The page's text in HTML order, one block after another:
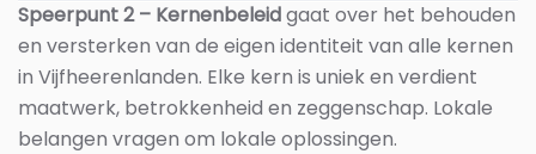
Speerpunt 2 – Kernenbeleidgaat over het behouden
en versterken van de eigen identiteit van alle kernen
in Vijfheerenlanden. Elke kern is uniek en verdient
maatwerk, betrokkenheid en zeggenschap. Lokale
belangen vragen om lokale oplossingen.